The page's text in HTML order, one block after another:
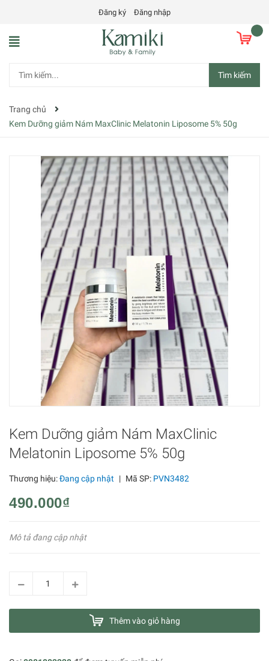
Đăng ký Đăng nhập
Tìm kiếm
Trang chủ
Kem Dưỡng giảm Nám MaxClinic Melatonin Liposome 5% 50g
Kem Dưỡng giảm Nám MaxClinic
Melatonin Liposome 5% 50g
Thương hiệu:Đang cập nhật | Mã SP: PVN3482
490.000₫
Mô tả đang cập nhật
Thêm vào giỏ hàng